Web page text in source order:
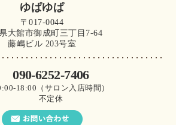
ゆぱゆぱ
〒017-0044
大館市御成町三丁目7-64
藤嶋ビル 203号室
090-6252-7406
18:00（サロン入店時間）
不定休